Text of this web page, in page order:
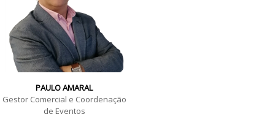
PAULO AMARAL
Gestor Comercial e Coordenação
de Eventos